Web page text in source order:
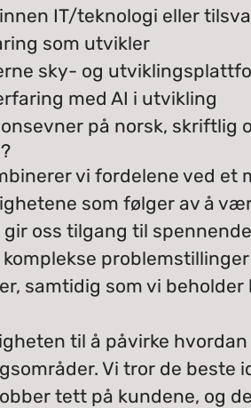
IT/teknologi eller
som utvikler
sky- og
med AI i utvikling
på norsk, skriftlig
vi fordelene ved et
som følger av å
gir oss tilgang til
samtidig som vi
til å påvirke
Vi tror de beste
tett på kundene, og